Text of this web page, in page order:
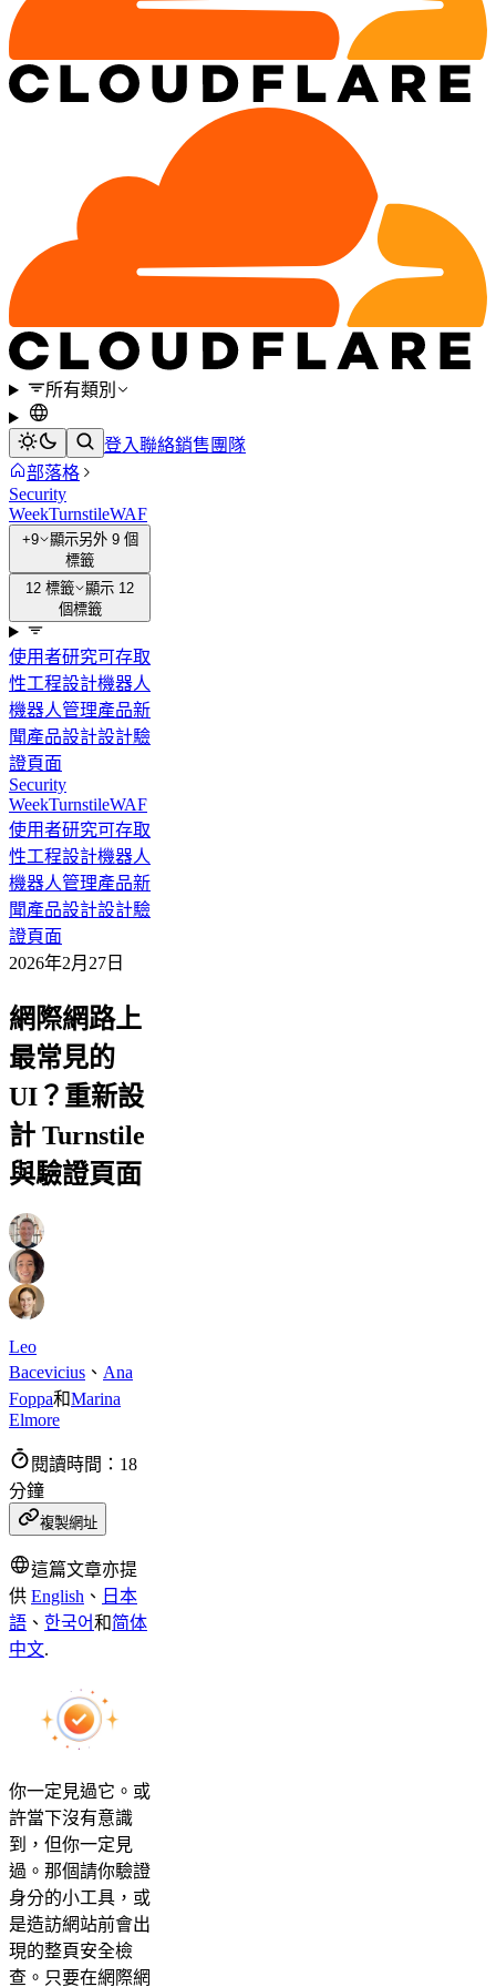
所有類別
登入聯絡銷售團隊
部落格
Security
WeekTurnstileWAF
+9
顯示另外 9 個
標籤
12 標籤
顯示 12
個標籤
使用者研究可存取
性工程設計機器人
機器人管理產品新
聞產品設計設計驗
證頁面
Security
WeekTurnstileWAF
使用者研究可存取
性工程設計機器人
機器人管理產品新
聞產品設計設計驗
證頁面
2026年2月27日
網際網路上
最常見的
UI？重新設
計 Turnstile
與驗證頁面
Leo
Bacevicius 、 Ana
Foppa和Marina
Elmore
閱讀時間：18
分鐘
複製網址
這篇文章亦提
供 English 、 日本
語 、 한국어和简体
中文.
你一定見過它。或
許當下沒有意識
到，但你一定見
過。那個請你驗證
身分的小工具，或
是造訪網站前會出
現的整頁安全檢
查。只要在網際網